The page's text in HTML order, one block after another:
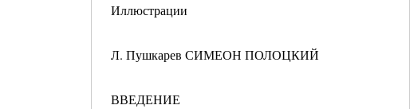
Иллюстрации
Л. Пушкарев СИМЕОН ПОЛОЦКИЙ
ВВЕДЕНИЕ